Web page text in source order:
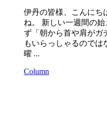
伊丹の皆様、こんにち
ね。 新しい一週間の
ず「朝から首や肩がガ
もいらっしゃるのでは
曜 ...
Column